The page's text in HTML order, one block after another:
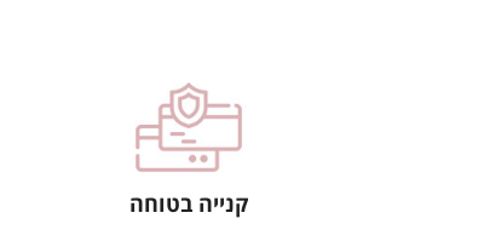
קנייה בטוחה